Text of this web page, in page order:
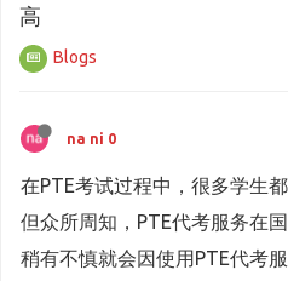
高
Blogs
na ni 0
在PTE考试过程中，很多学生
但众所周知，PTE代考服务在
稍有不慎就会因使用PTE代考